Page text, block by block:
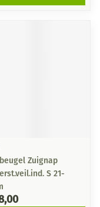
Zuignap
S 21-